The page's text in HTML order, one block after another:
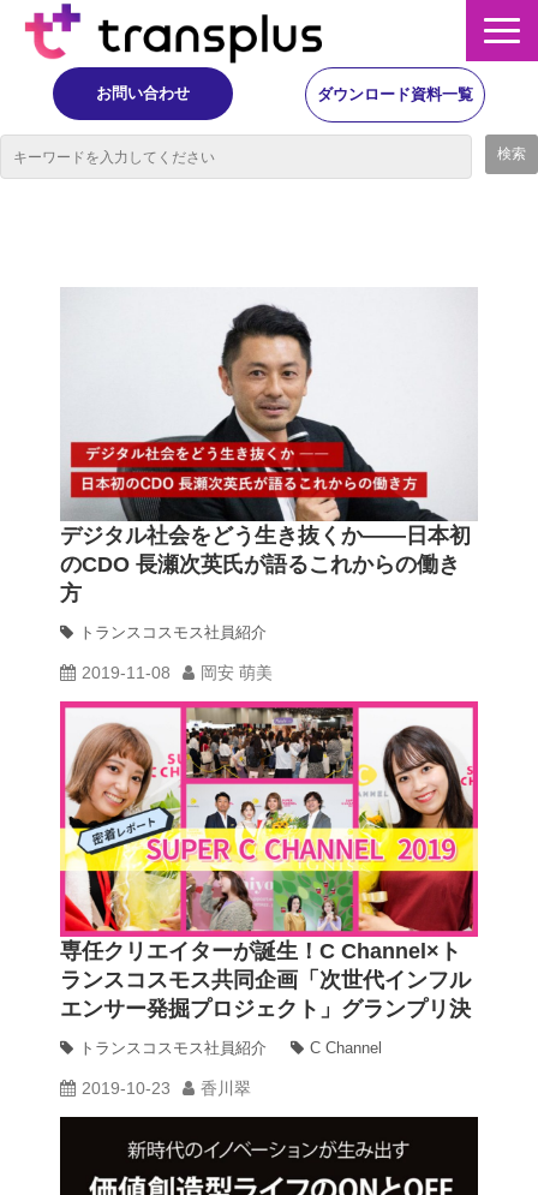
お問い合わせ ダウンロード資料一覧
イベント・レポート
ニュース
コラム
事例
trans-DXプロデューサー
デジタル社会をどう生き抜くか――日本初
のCDO 長瀬次英氏が語るこれからの働き
方
トランスコスモス社員紹介
2019-11-08 岡安 萌美
専任クリエイターが誕生！C Channel×ト
ランスコスモス共同企画「次世代インフル
エンサー発掘プロジェクト」グランプリ決
定＆ 「SUPER C CHANNEL 2019」密着
トランスコスモス社員紹介 C Channel
2019-10-23 香川翠